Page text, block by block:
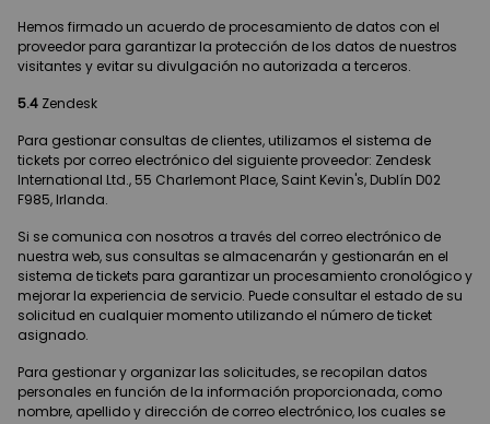
Hemos firmado un acuerdo de procesamiento de datos con el
proveedor para garantizar la protección de los datos de nuestros
visitantes y evitar su divulgación no autorizada a terceros.
5.4 Zendesk
Para gestionar consultas de clientes, utilizamos el sistema de
tickets por correo electrónico del siguiente proveedor: Zendesk
International Ltd., 55 Charlemont Place, Saint Kevin's, Dublín D02
F985, Irlanda.
Si se comunica con nosotros a través del correo electrónico de
nuestra web, sus consultas se almacenarán y gestionarán en el
sistema de tickets para garantizar un procesamiento cronológico y
mejorar la experiencia de servicio. Puede consultar el estado de su
solicitud en cualquier momento utilizando el número de ticket
asignado.
Para gestionar y organizar las solicitudes, se recopilan datos
personales en función de la información proporcionada, como
nombre, apellido y dirección de correo electrónico, los cuales se